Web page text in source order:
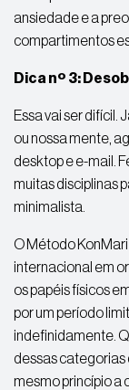
ansiedade e a
compartimentos
Dica nº 3:
Essa vai ser difícil.
ou nossa mente,
desktop e e-mail.
muitas disciplinas
minimalista.
O Método
internacional em
os papéis físicos
por um período
indefinidamente.
dessas categorias
mesmo princípio a